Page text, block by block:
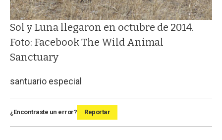
Sol y Luna llegaron en octubre de 2014.
Foto: Facebook The Wild Animal
Sanctuary
santuario especial
¿Encontraste un error? Reportar